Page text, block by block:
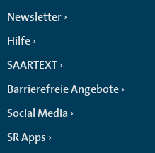
Newsletter
Hilfe
SAARTEXT
Barrierefreie Angebote
Social Media
SR Apps